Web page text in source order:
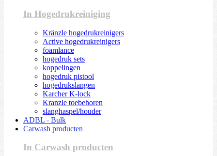
In Hogedrukreiniging
Kränzle hogedrukreinigers
Active hogedrukreinigers
foamlance
hogedruk sets
koppelingen
hogedruk pistool
hogedrukslangen
Karcher K-lock
Kranzle toebehoren
slanghaspel/houder
ADBL - Bulk
Carwash producten
In Carwash producten